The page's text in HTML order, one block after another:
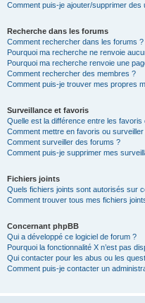
Comment puis-je ajouter/supprimer des
Recherche dans les forums
Comment rechercher dans les forums ?
Pourquoi ma recherche ne renvoie
Pourquoi ma recherche renvoie une
Comment rechercher des membres ?
Comment puis-je trouver mes propres
Surveillance et favoris
Quelle est la différence entre les favoris
Comment mettre en favoris ou
Comment surveiller des forums ?
Comment puis-je supprimer mes
Fichiers joints
Quels fichiers joints sont autorisés sur
Comment trouver tous mes fichiers
Concernant phpBB
Qui a développé ce logiciel de forum ?
Pourquoi la fonctionnalité X n’est pas
Qui contacter pour les abus ou les
Comment puis-je contacter un